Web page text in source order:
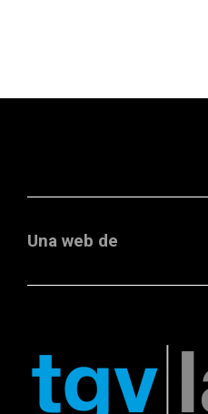
Una web de